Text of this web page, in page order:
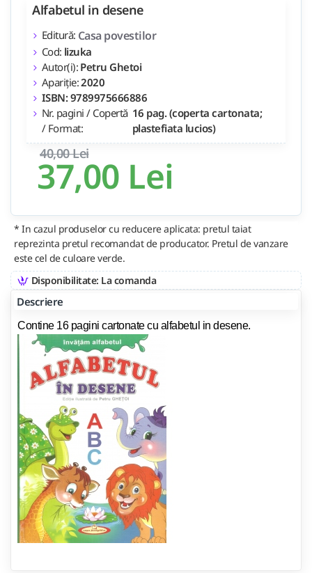
37,00 Lei
40,00 Lei
Alfabetul in desene
Editură: Casa povestilor
Cod: lizuka
Autor(i): Petru Ghetoi
Apariție:2020
ISBN: 9789975666886
Nr. pagini / Copertă
/ Format:
16 pag. (coperta cartonata;
plastefiata lucios)
* In cazul produselor cu reducere aplicata: pretul taiat
reprezinta pretul recomandat de producator. Pretul de vanzare
este cel de culoare verde.
Disponibilitate: La comanda
Descriere
Contine 16 pagini cartonate cu alfabetul in desene.